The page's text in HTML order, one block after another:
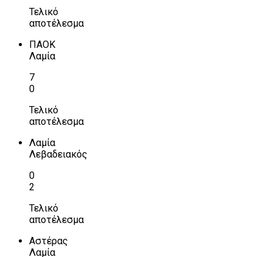
Τελικό
αποτέλεσμα
ΠΑΟΚ
Λαμία
7
0
Τελικό
αποτέλεσμα
Λαμία
Λεβαδειακός
0
2
Τελικό
αποτέλεσμα
Αστέρας
Λαμία